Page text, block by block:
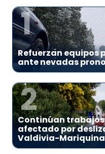
1
Refuerzan equipos
ante nevadas
2
Continúan
afectado por
Valdivia-Mariquina